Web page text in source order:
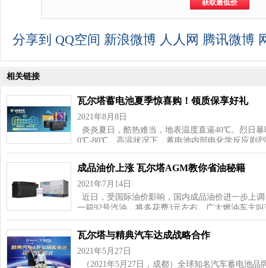
分享到 QQ空间 新浪微博 人人网 腾讯微博
相关链接
瓦尔塔蓄电池夏季惊喜购！领质保享好礼
2021年8月8日
炎炎夏日，酷热难当，地表温度直逼40℃。烈日
0℃-80℃。高温状况下，蓄电池内部电化学反应剧
成品油价上涨 瓦尔塔AGM教你省油秘籍
2021年7月14日
近日，受国际油价影响，国内成品油价进一步上
一箱92号汽油，将多花费3元左右。广大燃油车主
瓦尔塔与精典汽车达成战略合作
2021年5月27日
（2021年5月27日，成都）全球知名汽车蓄电池